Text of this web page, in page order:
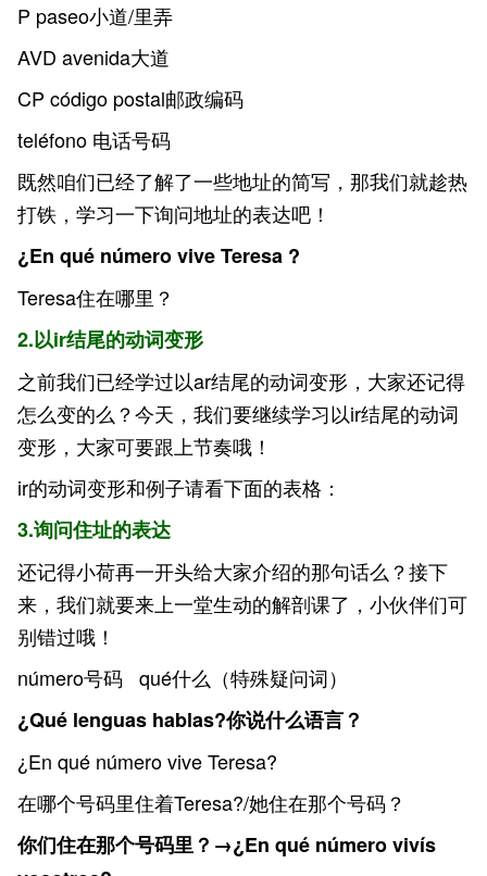
P paseo小道/里弄
AVD avenida大道
CP código postal邮政编码
teléfono 电话号码
既然咱们已经了解了一些地址的简写，那我们就趁热
打铁，学习一下询问地址的表达吧！
¿En qué número vive Teresa ?
Teresa住在哪里？
2.以ir结尾的动词变形
之前我们已经学过以ar结尾的动词变形，大家还记得
怎么变的么？今天，我们要继续学习以ir结尾的动词
变形，大家可要跟上节奏哦！
ir的动词变形和例子请看下面的表格：
3.询问住址的表达
还记得小荷再一开头给大家介绍的那句话么？接下
来，我们就要来上一堂生动的解剖课了，小伙伴们可
别错过哦！
número号码 qué什么（特殊疑问词）
¿Qué lenguas hablas?你说什么语言？
¿En qué número vive Teresa?
在哪个号码里住着Teresa?/她住在那个号码？
你们住在那个号码里？→¿En qué número vivís